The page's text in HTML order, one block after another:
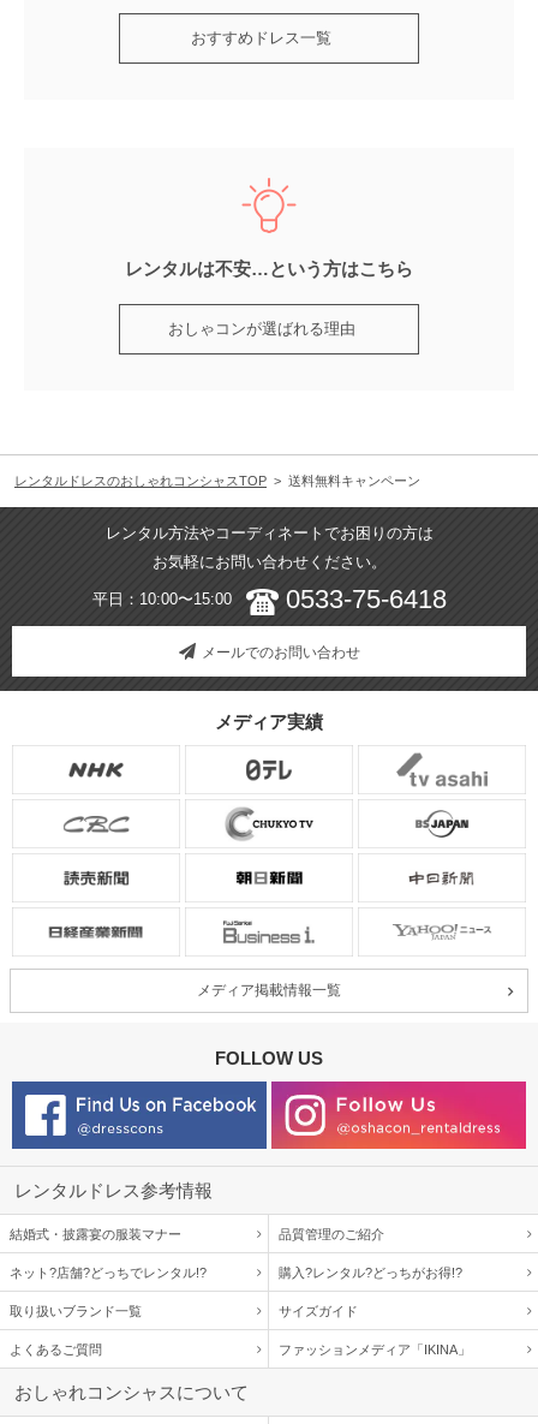
おすすめドレス一覧
レンタルは不安…という方はこちら
おしゃコンが選ばれる理由
レンタルドレスのおしゃれコンシャスTOP > 送料無料キャンペーン
レンタル方法やコーディネートでお困りの方は
お気軽にお問い合わせください。
平日：10:00〜15:00 0533-75-6418
メールでのお問い合わせ
メディア実績
メディア掲載情報一覧
FOLLOW US
レンタルドレス参考情報
結婚式・披露宴の服装マナー 品質管理のご紹介
ネット?店舗?どっちでレンタル!? 購入?レンタル?どっちがお得!?
取り扱いブランド一覧 サイズガイド
よくあるご質問 ファッションメディア「IKINA」
おしゃれコンシャスについて